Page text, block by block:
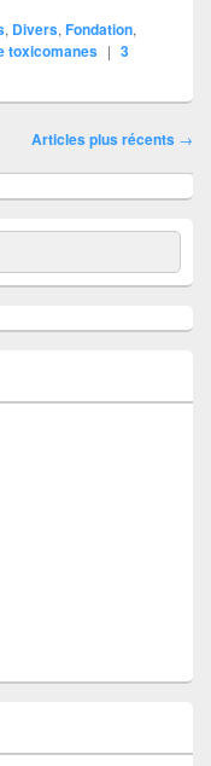
, Divers, Fondation,
toxicomanes | 3
Articles plus récents →